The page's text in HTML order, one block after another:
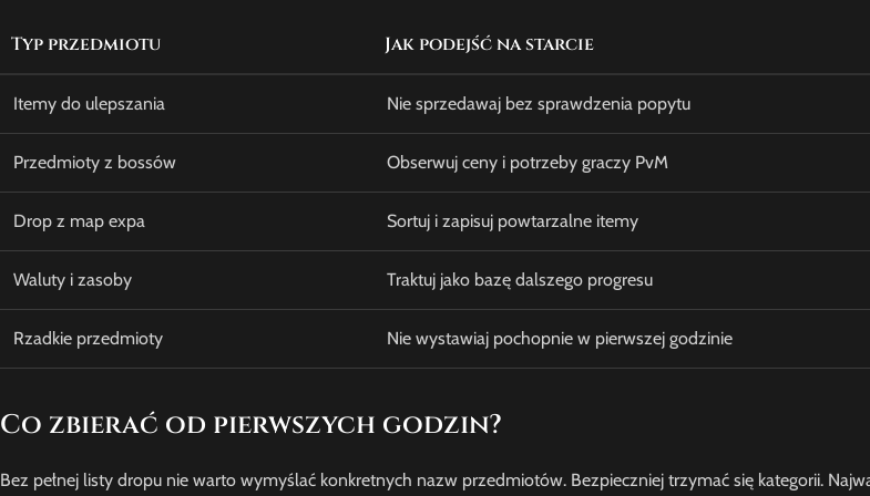
Typ przedmiotu Jak podejść na starcie
Itemy do ulepszania Nie sprzedawaj bez sprawdzenia popytu
Przedmioty z bossów Obserwuj ceny i potrzeby graczy PvM
Drop z map expa Sortuj i zapisuj powtarzalne itemy
Waluty i zasoby Traktuj jako bazę dalszego progresu
Rzadkie przedmioty Nie wystawiaj pochopnie w pierwszej godzinie
Co zbierać od pierwszych godzin?
Bez pełnej listy dropu nie warto wymyślać konkretnych nazw przedmiotów. Bezpieczniej trzymać się kategorii.